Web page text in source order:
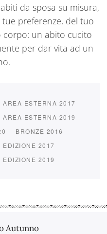
da sposa su misura,
tue preferenze, del tuo
corpo: un abito cucito
per dar vita ad un
AREA ESTERNA 2017
AREA ESTERNA 2019
BRONZE 2016
EDIZIONE 2017
EDIZIONE 2019
Autunno